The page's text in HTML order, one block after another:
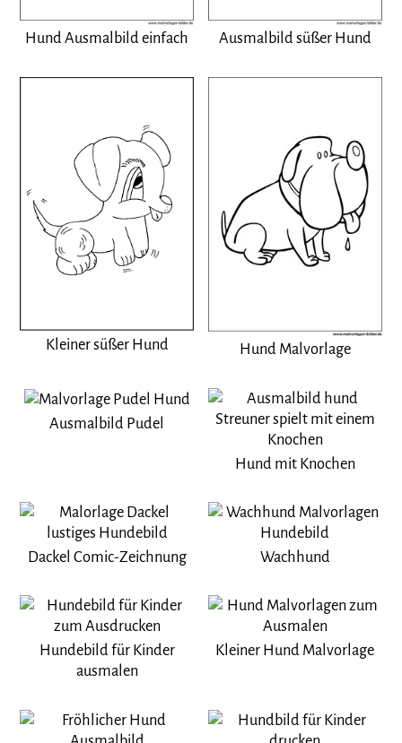
Hund Ausmalbild einfach Ausmalbild süßer Hund
Kleiner süßer Hund Hund Malvorlage
Ausmalbild Pudel
Hund mit Knochen
Dackel Comic-Zeichnung Wachhund
Hundebild für Kinder
ausmalen
Kleiner Hund Malvorlage